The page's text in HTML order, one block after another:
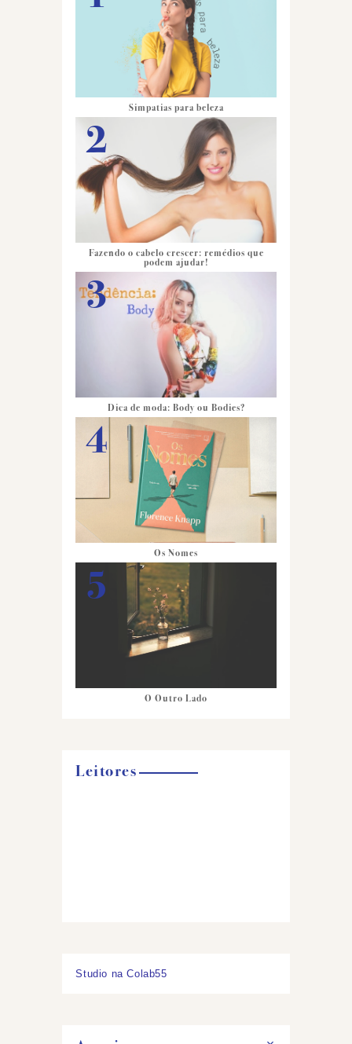
Simpatias para beleza
Fazendo o cabelo crescer: remédios que
podem ajudar!
Dica de moda: Body ou Bodies?
Os Nomes
O Outro Lado
Leitores
Studio na Colab55